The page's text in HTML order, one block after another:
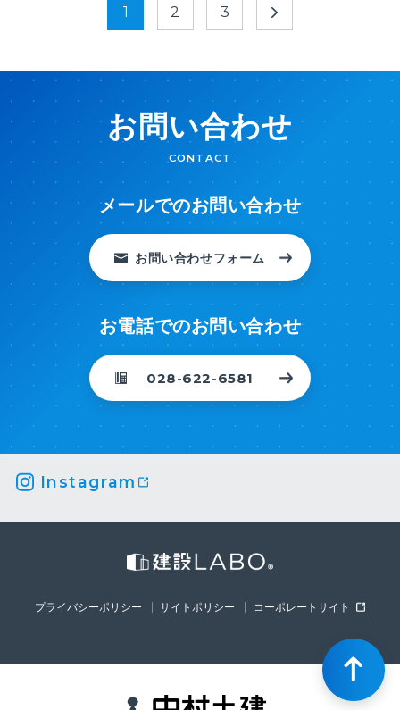
1 2 3
お問い合わせ
CONTACT
メールでのお問い合わせ
お問い合わせフォーム
お電話でのお問い合わせ
028-622-6581
Instagram
プライバシーポリシー サイトポリシー コーポレートサイト